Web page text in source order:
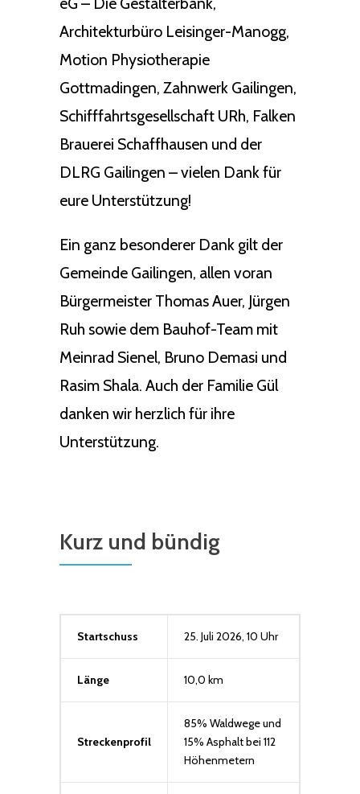
Architekturbüro Leisinger-Manogg,
Motion Physiotherapie
Gottmadingen, Zahnwerk Gailingen,
Schifffahrtsgesellschaft URh, Falken
Brauerei Schaffhausen und der
DLRG Gailingen – vielen Dank für
eure Unterstützung!
Ein ganz besonderer Dank gilt der
Gemeinde Gailingen, allen voran
Bürgermeister Thomas Auer, Jürgen
Ruh sowie dem Bauhof-Team mit
Meinrad Sienel, Bruno Demasi und
Rasim Shala. Auch der Familie Gül
danken wir herzlich für ihre
Unterstützung.
Kurz und bündig
Startschuss 25. Juli 2026, 10 Uhr
Länge 10,0 km
Streckenprofil
85% Waldwege und
15% Asphalt bei 112
Höhenmetern